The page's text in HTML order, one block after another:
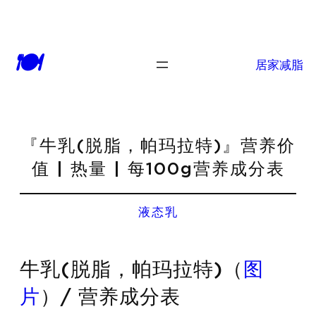
🍽 居家减脂
『牛乳(脱脂，帕玛拉特)』营养价
值 | 热量 | 每100g营养成分表
液态乳
牛乳(脱脂，帕玛拉特)（ 图
片 ）/ 营养成分表